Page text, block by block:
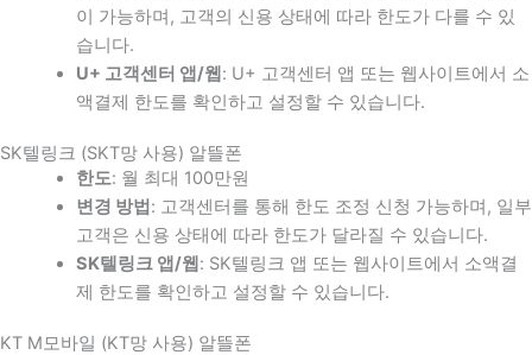
이 가능하며, 고객의 신용 상태에 따라 한도가 다를 수 있
습니다.
U+ 고객센터 앱/웹 : U+ 고객센터 앱 또는 웹사이트에서 소
액결제 한도를 확인하고 설정할 수 있습니다.
SK텔링크 (SKT망 사용) 알뜰폰
한도: 월 최대 100만원
변경 방법 : 고객센터를 통해 한도 조정 신청 가능하며, 일부
고객은 신용 상태에 따라 한도가 달라질 수 있습니다.
SK텔링크 앱/웹 : SK텔링크 앱 또는 웹사이트에서 소액결
제 한도를 확인하고 설정할 수 있습니다.
KT M모바일 (KT망 사용) 알뜰폰